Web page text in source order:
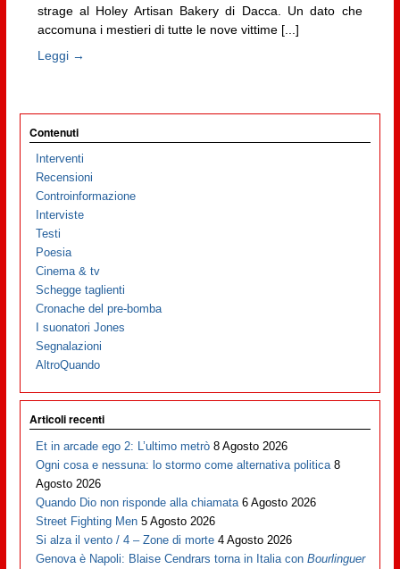
strage al Holey Artisan Bakery di Dacca. Un dato che
accomuna i mestieri di tutte le nove vittime [...]
Leggi →
Contenuti
Interventi
Recensioni
Controinformazione
Interviste
Testi
Poesia
Cinema & tv
Schegge taglienti
Cronache del pre-bomba
I suonatori Jones
Segnalazioni
AltroQuando
Articoli recenti
Et in arcade ego 2: L’ultimo metrò 8 Agosto 2026
Ogni cosa e nessuna: lo stormo come alternativa politica 8
Agosto 2026
Quando Dio non risponde alla chiamata 6 Agosto 2026
Street Fighting Men 5 Agosto 2026
Si alza il vento / 4 – Zone di morte 4 Agosto 2026
Genova è Napoli: Blaise Cendrars torna in Italia conBourlinguer